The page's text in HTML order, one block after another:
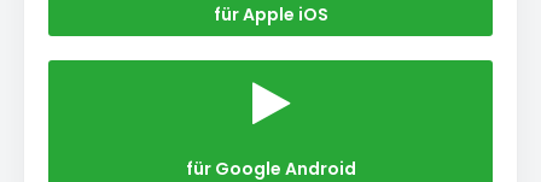
für Apple iOS
für Google Android